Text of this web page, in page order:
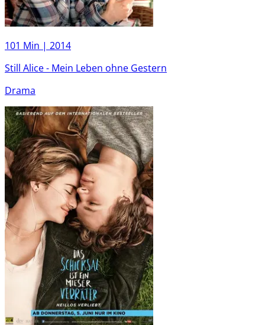
101 Min | 2014
Still Alice - Mein Leben ohne Gestern
Drama